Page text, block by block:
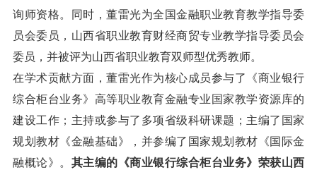
询师资格。同时，董雷光为全国金融职业教育教学指导委
员会委员，山西省职业教育财经商贸专业教学指导委员会
委员，并被评为山西省职业教育双师型优秀教师。
在学术贡献方面，董雷光作为核心成员参与了《商业银行
综合柜台业务》高等职业教育金融专业国家教学资源库的
建设工作；主持或参与了多项省级科研课题；主编了国家
规划教材《金融基础》，并参编了国家规划教材《国际金
融概论》。 其主编的《商业银行综合柜台业务》荣获山西